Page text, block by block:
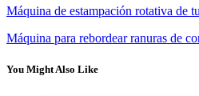
Máquina de estampación rotativa de
Máquina para rebordear ranuras de
You Might Also Like